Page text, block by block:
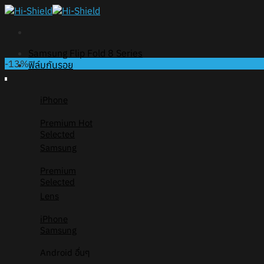
Skip
Samsung Flip Fold 8 Series
ฟิล์มกันรอย
iPhone
Premium
Selected
Samsung
Premium
Selected
Lens
iPhone
Samsung
Android อื่นๆ
-13%